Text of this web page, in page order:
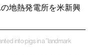
地熱発電所を米新興
into pigs in a “landmark